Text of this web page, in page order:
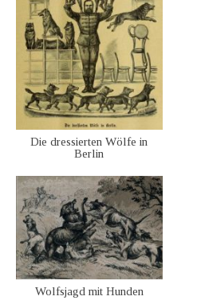
Die dressierten Wölfe in
Berlin
Wolfsjagd mit Hunden